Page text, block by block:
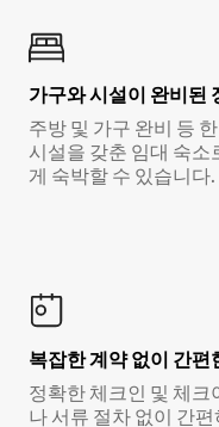
가구와 시설이 완비된
주방 및 가구 완비 등
시설을 갖춘 임대 숙
게 숙박할 수 있습니다.
복잡한 계약 없이 간편
정확한 체크인 및 체
나 서류 절차 없이 간